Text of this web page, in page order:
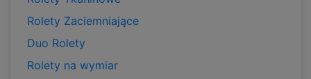
Rolety Zaciemniające
Duo Rolety
Rolety na wymiar